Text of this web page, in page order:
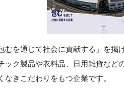
むを通じて社会に貢献する」を掲
ック製品や衣料品、日用雑貨など
きこだわりをもつ企業です。